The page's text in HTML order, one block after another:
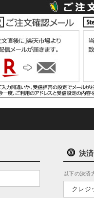
決
以下の決済
クレジ